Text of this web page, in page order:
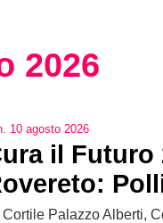
2026
10 agosto 2026
il Futuro
Cortile Palazzo Alberti,